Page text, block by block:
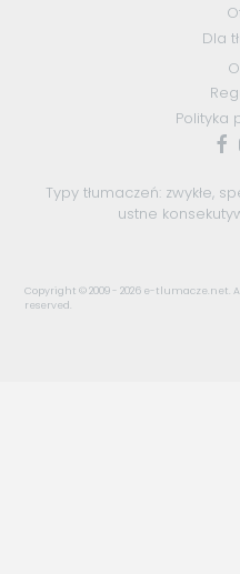
Dla
Polityka
Typy tłumaczeń: zwykłe,
ustne
Copyright © 2009 - 2026 e-tlumacze.net.
reserved.